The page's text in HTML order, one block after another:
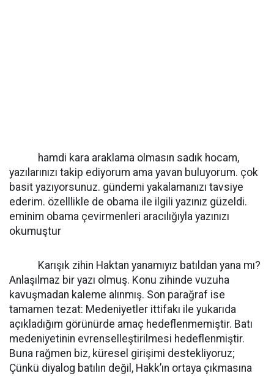
hamdi kara araklama olmasın sadık hocam,
yazılarınızı takip ediyorum ama yavan buluyorum. çok
basit yazıyorsunuz. gündemi yakalamanızı tavsiye
ederim. özelllikle de obama ile ilgili yazınız güzeldi.
eminim obama çevirmenleri aracılığıyla yazınızı
okumuştur
Karışık zihin Haktan yanamıyız batıldan yana mı?
Anlaşılmaz bir yazı olmuş. Konu zihinde vuzuha
kavuşmadan kaleme alınmış. Son parağraf ise
tamamen tezat: Medeniyetler ittifakı ile yukarıda
açıkladığım görünürde amaç hedeflenmemiştir. Batı
medeniyetinin evrenselleştirilmesi hedeflenmiştir.
Buna rağmen biz, küresel girişimi destekliyoruz;
Çünkü diyalog batılın değil, Hakk’ın ortaya çıkmasına